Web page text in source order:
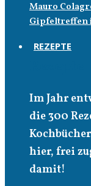
Mauro
Gipfeltreffen
REZEPTE
Im Jahr
die 300
hier, frei
damit!